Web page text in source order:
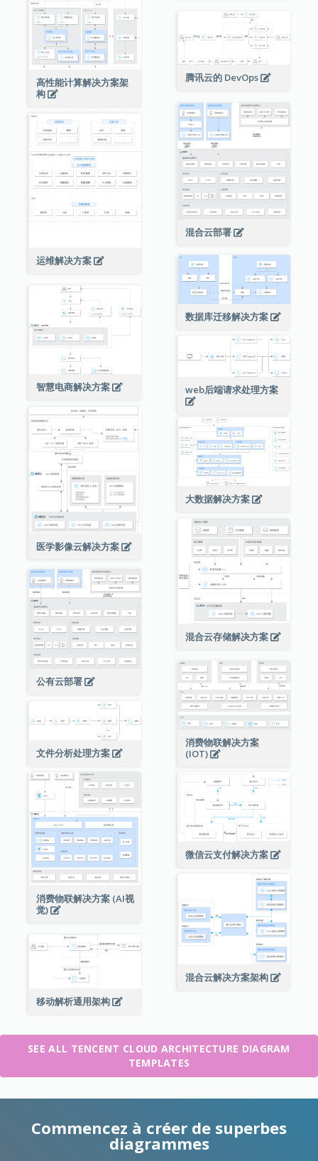
高性能计算解决方案架
构
腾讯云的 DevOps
混合云部署
运维解决方案
数据库迁移解决方案
智慧电商解决方案 web后端请求处理方案
医学影像云解决方案
大数据解决方案
混合云存储解决方案
公有云部署
消费物联解决方案
(IOT)
文件分析处理方案
消费物联解决方案 (AI视
觉)
微信云支付解决方案
混合云解决方案架构
移动解析通用架构
SEE ALL TENCENT CLOUD ARCHITECTURE DIAGRAM
TEMPLATES
Commencez à créer de superbes
diagrammes